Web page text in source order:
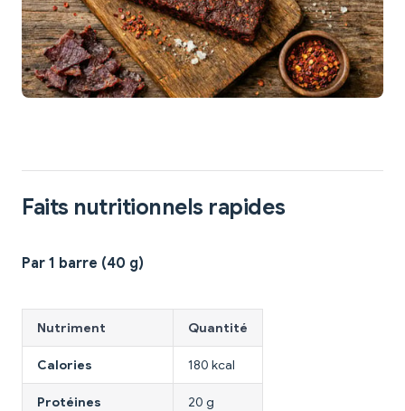
Faits nutritionnels rapides
Par 1 barre (40 g)
Nutriment Quantité
Calories 180 kcal
Protéines 20 g